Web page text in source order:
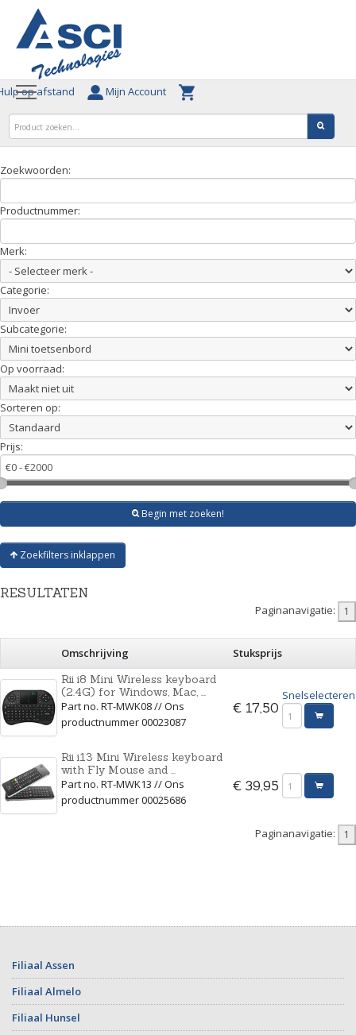
op afstand Mijn Account
Zoekwoorden:
Productnummer:
Merk:
Categorie:
Subcategorie:
Op voorraad:
Sorteren op:
Prijs:
Begin met zoeken!
Zoekfilters inklappen
RESULTATEN
Paginanavigatie:
Omschrijving
Stuksprijs
Rii i8 Mini Wireless keyboard
(2.4G) for Windows, Mac, ...
Part no. RT-MWK08 // Ons
productnummer 00023087
€ 17,50
Snelselecteren
Rii i13 Mini Wireless keyboard
with Fly Mouse and ...
Part no. RT-MWK13 // Ons
productnummer 00025686
€ 39,95
Paginanavigatie:
Filiaal Assen
Filiaal Almelo
Filiaal Hunsel